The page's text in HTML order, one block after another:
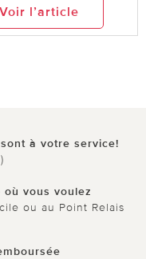
Voir l’article
à votre service!
vous voulez
ou au Point Relais